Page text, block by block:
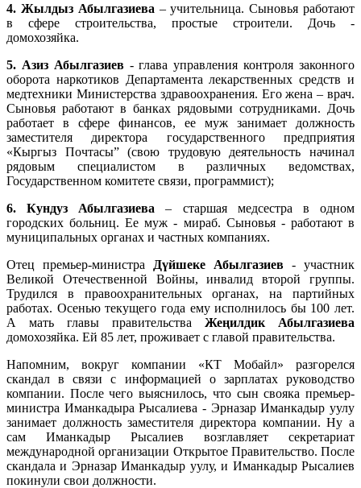
4. Жылдыз Абылгазиева – учительница. Сыновья работают
в сфере строительства, простые строители. Дочь -
домохозяйка.
5. Азиз Абылгазиев- глава управления контроля законного
оборота наркотиков Департамента лекарственных средств и
медтехники Министерства здравоохранения. Его жена – врач.
Сыновья работают в банках рядовыми сотрудниками. Дочь
работает в сфере финансов, ее муж занимает должность
заместителя директора государственного предприятия
«Кыргыз Почтасы” (свою трудовую деятельность начинал
рядовым специалистом в различных ведомствах,
Государственном комитете связи, программист);
6. Кундуз Абылгазиева – старшая медсестра в одном
городских больниц. Ее муж - мираб. Сыновья - работают в
муниципальных органах и частных компаниях.
Отец премьер-министра
Дүйшеке Абылгазиев - участник
Великой Отечественной Войны, инвалид второй группы.
Трудился в правоохранительных органах, на партийных
работах. Осенью текущего года ему исполнилось бы 100 лет.
А мать главы правительства Жеңилдик Абылгазиева
домохозяйка. Ей 85 лет, проживает с главой правительства.
Напомним, вокруг компании «КТ Мобайл» разгорелся
скандал в связи с информацией о зарплатах руководство
компании. После чего выяснилось, что сын свояка премьер-
министра Иманкадыра Рысалиева - Эрназар Иманкадыр уулу
занимает должность заместителя директора компании. Ну а
сам Иманкадыр Рысалиев возглавляет секретариат
международной организации Открытое Правительство. После
скандала и Эрназар Иманкадыр уулу, и Иманкадыр Рысалиев
покинули свои должности.